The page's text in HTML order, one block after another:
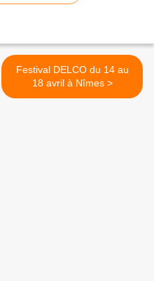
Festival DELCO du 14 au
18 avril à Nîmes >